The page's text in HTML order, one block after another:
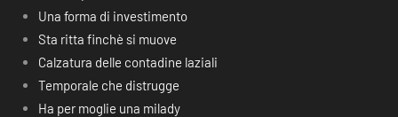
Una forma di investimento
Sta ritta finchè si muove
Calzatura delle contadine laziali
Temporale che distrugge
Ha per moglie una milady